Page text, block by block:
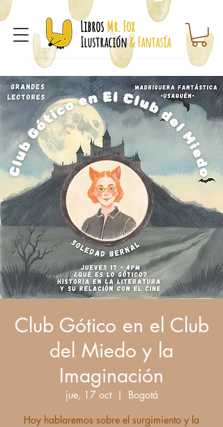
LibrosMr. Fox
Ilustración& Fantasía
Club Gótico en el Club
del Miedo y la
Imaginación
jue, 17 oct
  |
Bogotá
Hoy hablaremos sobre el surgimiento y la